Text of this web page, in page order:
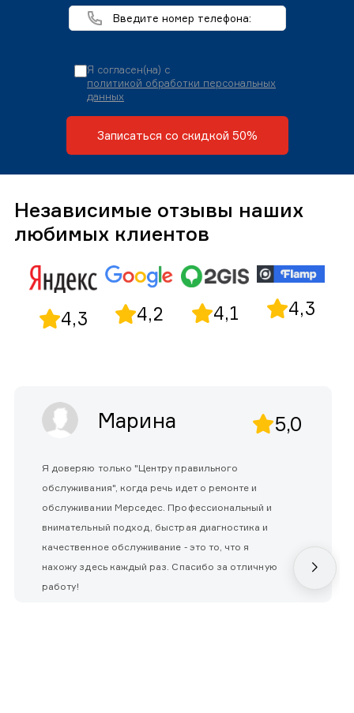
Я согласен(на) с
политикой обработки персональных
данных
Записаться со скидкой 50%
Независимые отзывы наших
любимых клиентов
4,3 4,2 4,1 4,3
Марина 5,0
Я доверяю только "Центру правильного
обслуживания", когда речь идет о ремонте и
обслуживании Мерседес. Профессиональный и
внимательный подход, быстрая диагностика и
качественное обслуживание - это то, что я
нахожу здесь каждый раз. Спасибо за отличную
работу!